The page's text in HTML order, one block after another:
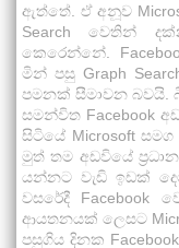
ඇත්තේ. ඒ අනූව
Search වෙතින්
කෙරෙන්නේ.
මින් පසු Graph
පමනක් සීමාවන බවයි.
සමන්විත Facebook
සිටියේ Microsoft
මුත් තම අඩවියේ
යන්නට වැඩි ඉඩක්
වසරේදී
ආයතනයක් ලෙසට
පසුගිය දිනක